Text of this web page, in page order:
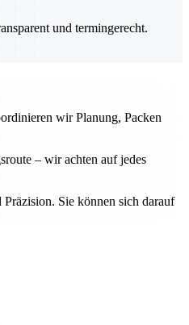
und termingerecht.
wir Planung, Packen
– wir achten auf jedes
Sie können sich darauf